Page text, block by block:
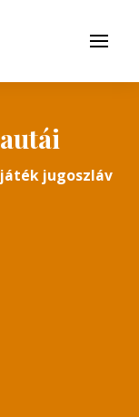
Menü
jugoszláv